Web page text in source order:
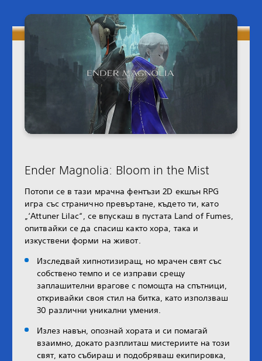
Ender Magnolia: Bloom in the Mist
Потопи се в тази мрачна фентъзи 2D екшън RPG
игра със странично превъртане, където ти, като
„‘Attuner Lilac“, се впускаш в пустата Land of Fumes,
опитвайки се да спасиш както хора, така и
изкуствени форми на живот.
Изследвай хипнотизиращ, но мрачен свят със
собствено темпо и се изправи срещу
заплашителни врагове с помощта на спътници,
откривайки своя стил на битка, като използваш
30 различни уникални умения.
Излез навън, опознай хората и си помагай
взаимно, докато разплиташ мистериите на този
свят, като събираш и подобряваш екипировка,